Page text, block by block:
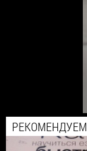
РЕКОМЕНДУЕМ